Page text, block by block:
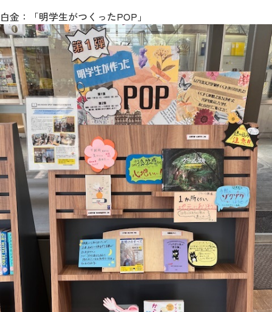
白金：「明学生がつくったPOP」